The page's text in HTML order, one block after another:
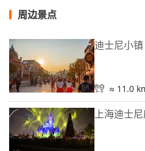
周边景点
迪士尼小镇
≈ 11.0
上海迪士